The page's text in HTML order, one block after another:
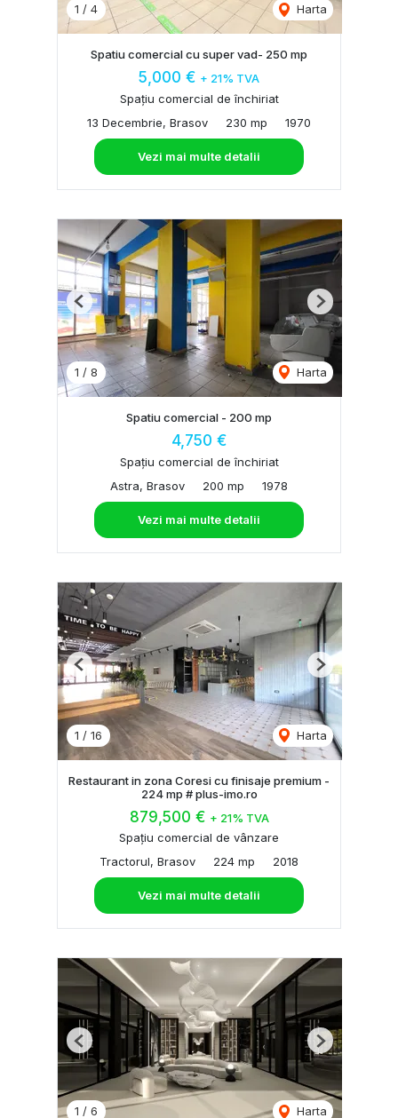
1 / 4 Harta
Spatiu comercial cu super vad- 250 mp
5,000 € + 21% TVA
Spațiu comercial de închiriat
13 Decembrie, Brasov
230 mp 1970
Vezi mai multe detalii
1 / 8 Harta
Previous Next
Spatiu comercial - 200 mp
4,750 €
Spațiu comercial de închiriat
Astra, Brasov
200 mp 1978
Vezi mai multe detalii
1 / 16 Harta
Previous Next
Restaurant in zona Coresi cu finisaje premium -
224 mp # plus-imo.ro
879,500 € + 21% TVA
Spațiu comercial de vânzare
Tractorul, Brasov
224 mp 2018
Vezi mai multe detalii
1 / 6 Harta
Previous Next